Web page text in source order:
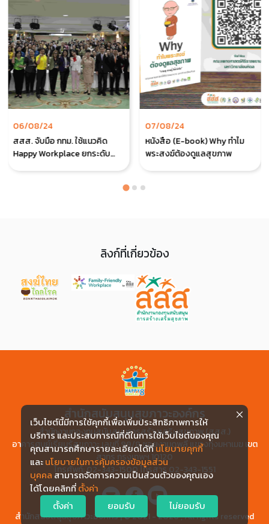
06/08/24
สสส. จับมือ กทม. ใช้แนวคิด
Happy Workplace ยกระดับ
07/08/24
หนังสือ (E-book) Why ทำไม
พระสงฆ์ต้องดูแลสุขภาพ
ลิงก์ที่เกี่ยวข้อง
สำนักสนับสนุนสุขภาวะองค์กร
สำนักงานกองทุนสนับสนุนการสร้างเสริมสุขภาพ (สสส.)
อาคารศูนย์เรียนรู้สุขภาวะ เลขที่ 99/8 ซอยงามดูพลี แขวงทุ่งมหาเมฆ เขต
สาทร กรุงเทพฯ 10120
โทรศัพท์: 02-343-1500 โทรสาร 02-343-1551
สำนักสนับสนุนสุขภาวะองค์กร | © 2021 - 2026 , All rights reserved
เว็บไซต์นี้มีการใช้คุกกี้เพื่อเพิ่มประสิทธิภาพการให้
บริการ และประสบการณ์ที่ดีในการใช้เว็บไซต์ของคุณ
คุณสามารถศึกษารายละเอียดได้ที่นโยบายคุกกี้
และนโยบายในการคุ้มครองข้อมูลส่วน
บุคคล สามารถจัดการความเป็นส่วนตัวของคุณเอง
ได้โดยคลิกที่ตั้งค่า
ตั้งค่า
ยอมรับ ไม่ยอมรับ